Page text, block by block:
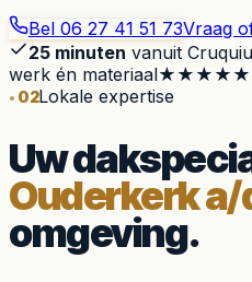
Bel 06 27 41 51 73Vraag
25 minuten vanuit
werk én materiaal★★★★★
02Lokale expertise
Uw
Ouderkerk
omgeving.